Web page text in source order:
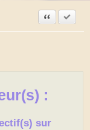
Citation
:
sur